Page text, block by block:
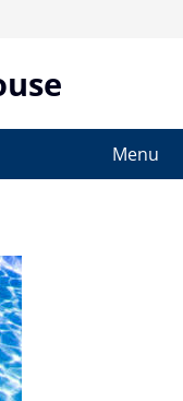
Menu